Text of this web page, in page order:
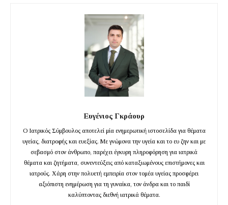
Ευγένιος Γκράουρ
Ο Ιατρικός Σύμβουλος αποτελεί μία ενημερωτική ιστοσελίδα για θέματα
υγείας, διατροφής και ευεξίας. Με γνώμονα την υγεία και το ευ ζην και με
σεβασμό στον άνθρωπο, παρέχει έγκυρη πληροφόρηση για ιατρικά
θέματα και ζητήματα, συνεντεύξεις από καταξιωμένους επιστήμονες και
ιατρούς. Χάρη στην πολυετή εμπειρία στον τομέα υγείας προσφέρει
αξιόπιστη ενημέρωση για τη γυναίκα, τον άνδρα και το παιδί
καλύπτοντας διεθνή ιατρικά θέματα.